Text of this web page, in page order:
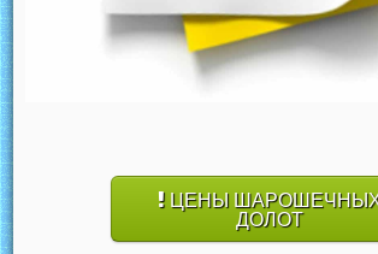
ЦЕНЫ
ДОЛОТ